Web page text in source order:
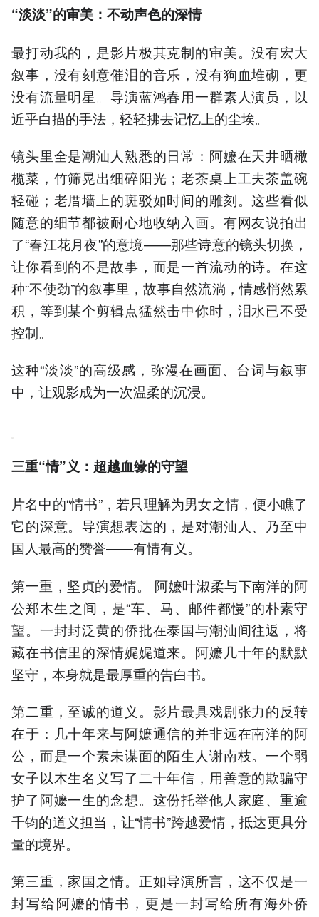
“淡淡”的审美：不动声色的深情
最打动我的，是影片极其克制的审美。没有宏大
叙事，没有刻意催泪的音乐，没有狗血堆砌，更
没有流量明星。导演蓝鸿春用一群素人演员，以
近乎白描的手法，轻轻拂去记忆上的尘埃。
镜头里全是潮汕人熟悉的日常：阿嬷在天井晒橄
榄菜，竹筛晃出细碎阳光；老茶桌上工夫茶盖碗
轻碰；老厝墙上的斑驳如时间的雕刻。这些看似
随意的细节都被耐心地收纳入画。有网友说拍出
了“春江花月夜”的意境——那些诗意的镜头切换，
让你看到的不是故事，而是一首流动的诗。在这
种“不使劲”的叙事里，故事自然流淌，情感悄然累
积，等到某个剪辑点猛然击中你时，泪水已不受
控制。
这种“淡淡”的高级感，弥漫在画面、台词与叙事
中，让观影成为一次温柔的沉浸。
三重“情”义：超越血缘的守望
片名中的“情书”，若只理解为男女之情，便小瞧了
它的深意。导演想表达的，是对潮汕人、乃至中
国人最高的赞誉——有情有义。
第一重，坚贞的爱情。 阿嬷叶淑柔与下南洋的阿
公郑木生之间，是“车、马、邮件都慢”的朴素守
望。一封封泛黄的侨批在泰国与潮汕间往返，将
藏在书信里的深情娓娓道来。阿嬷几十年的默默
坚守，本身就是最厚重的告白书。
第二重，至诚的道义。影片最具戏剧张力的反转
在于：几十年来与阿嬷通信的并非远在南洋的阿
公，而是一个素未谋面的陌生人谢南枝。一个弱
女子以木生名义写了二十年信，用善意的欺骗守
护了阿嬷一生的念想。这份托举他人家庭、重逾
千钧的道义担当，让“情书”跨越爱情，抵达更具分
量的境界。
第三重，家国之情。正如导演所言，这不仅是一
封写给阿嬷的情书，更是一封写给所有海外侨